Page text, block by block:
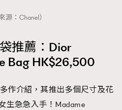
源：Chanel）
推薦：Dior
Bag HK$26,500
作介紹，其推出多個尺寸及花
生急急入手！Madame